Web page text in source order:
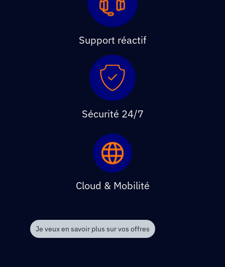
Support réactif
Sécurité 24/7
Cloud & Mobilité
Je veux en savoir plus sur vos offres